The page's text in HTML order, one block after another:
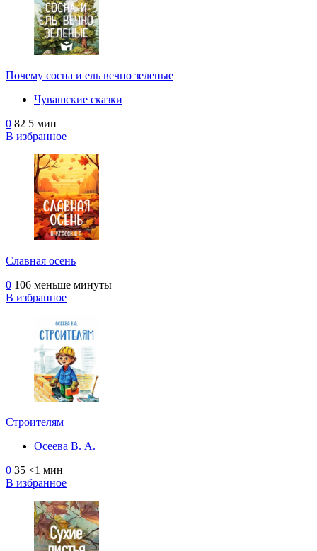
Почему сосна и ель вечно зеленые
Чувашские сказки
0 82 5 мин
В избранное
Славная осень
0 106 меньше минуты
В избранное
Строителям
Осеева В. А.
0 35 <1 мин
В избранное